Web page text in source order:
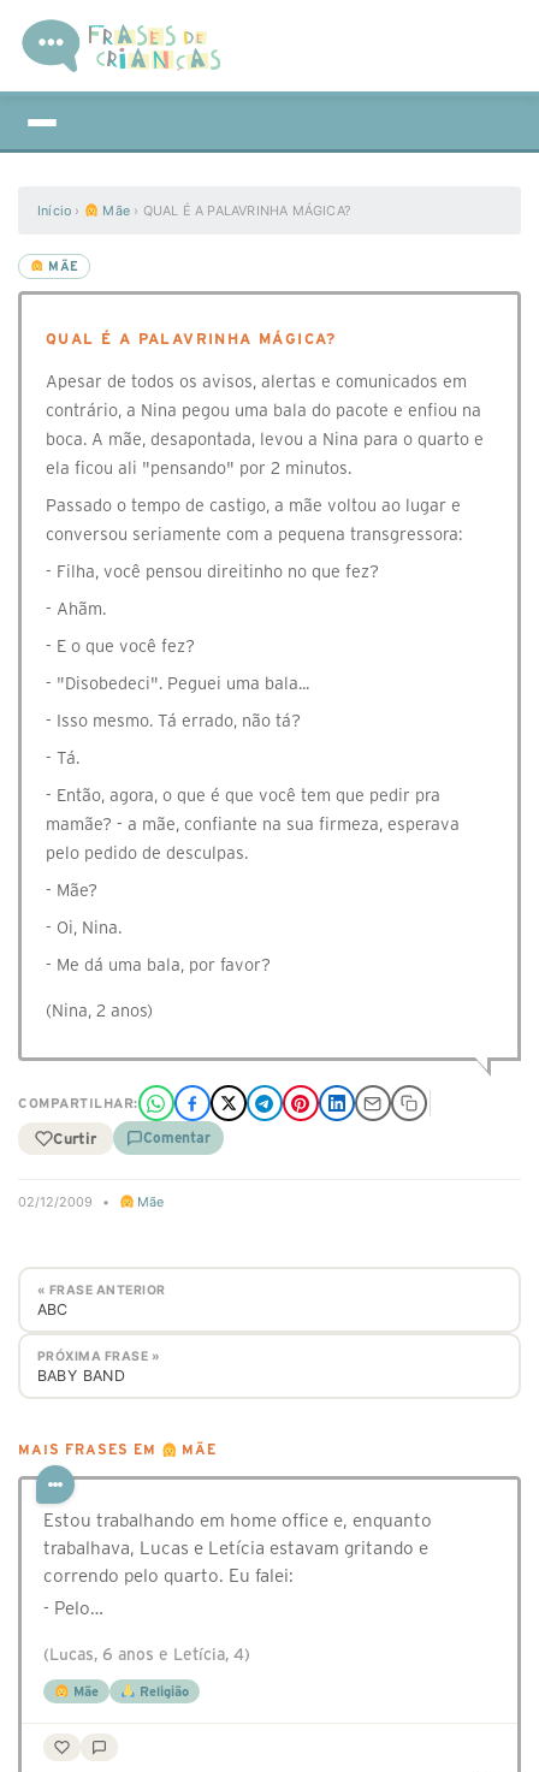
Início › Mãe › QUAL É A PALAVRINHA MÁGICA?
MÃE
QUAL É A PALAVRINHA MÁGICA?
Apesar de todos os avisos, alertas e comunicados em
contrário, a Nina pegou uma bala do pacote e enfiou na
boca. A mãe, desapontada, levou a Nina para o quarto e
ela ficou ali "pensando" por 2 minutos.
Passado o tempo de castigo, a mãe voltou ao lugar e
conversou seriamente com a pequena transgressora:
- Filha, você pensou direitinho no que fez?
- Ahãm.
- E o que você fez?
- "Disobedeci". Peguei uma bala...
- Isso mesmo. Tá errado, não tá?
- Tá.
- Então, agora, o que é que você tem que pedir pra
mamãe? - a mãe, confiante na sua firmeza, esperava
pelo pedido de desculpas.
- Mãe?
- Oi, Nina.
- Me dá uma bala, por favor?
(Nina, 2 anos)
COMPARTILHAR:
Curtir Comentar
02/12/2009 • Mãe
« FRASE ANTERIOR
ABC
PRÓXIMA FRASE »
BABY BAND
MAIS FRASES EM MÃE
Estou trabalhando em home office e, enquanto
trabalhava, Lucas e Letícia estavam gritando e
correndo pelo quarto. Eu falei:
- Pelo…
(Lucas, 6 anos e Letícia, 4)
Mãe Religião